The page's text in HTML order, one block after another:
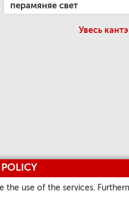
use of the services.
перамяняе свет
Увесь